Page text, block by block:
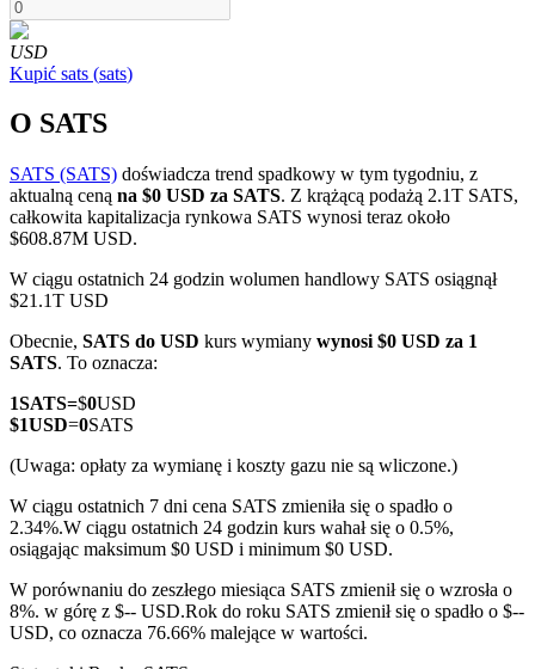
Kontrakty terminowe COIN-M
Kontrakty terminowe na kryptowaluty
TradFi
Instrumenty pochodne na akcje, forex, metale szlachetne i
towary
Kontrakty terminowe na USDC
USD
Kupić sats (sats)
O SATS
SATS (SATS) doświadcza trend spadkowy w tym tygodniu, z
aktualną ceną na $0 USD za SATS. Z krążącą podażą 2.1T SATS,
całkowita kapitalizacja rynkowa SATS wynosi teraz około
$608.87M USD.
W ciągu ostatnich 24 godzin wolumen handlowy SATS osiągnął
$21.1T USD
Obecnie, SATS do USD kurs wymiany wynosi $0 USD za 1
SATS. To oznacza:
1SATS=$0USD
$1USD=0SATS
(Uwaga: opłaty za wymianę i koszty gazu nie są wliczone.)
W ciągu ostatnich 7 dni cena SATS zmieniła się o spadło o
2.34%.W ciągu ostatnich 24 godzin kurs wahał się o 0.5%,
osiągając maksimum $0 USD i minimum $0 USD.
W porównaniu do zeszłego miesiąca SATS zmienił się o wzrosła o
8%. w górę z $-- USD.Rok do roku SATS zmienił się o spadło o $--
USD, co oznacza 76.66% malejące w wartości.